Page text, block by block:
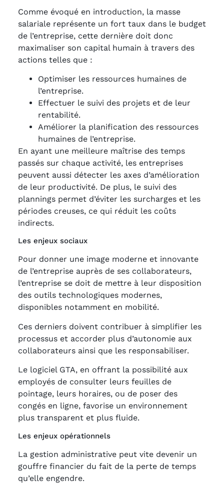
Comme évoqué en introduction, la masse
salariale représente un fort taux dans le budget
de l’entreprise, cette dernière doit donc
maximaliser son capital humain à travers des
actions telles que :
Optimiser les ressources humaines de
l’entreprise.
Effectuer le suivi des projets et de leur
rentabilité.
Améliorer la planification des ressources
humaines de l’entreprise.
En ayant une meilleure maîtrise des temps
passés sur chaque activité, les entreprises
peuvent aussi détecter les axes d’amélioration
de leur productivité. De plus, le suivi des
plannings permet d’éviter les surcharges et les
périodes creuses, ce qui réduit les coûts
indirects.
Les enjeux sociaux
Pour donner une image moderne et innovante
de l’entreprise auprès de ses collaborateurs,
l’entreprise se doit de mettre à leur disposition
des outils technologiques modernes,
disponibles notamment en mobilité.
Ces derniers doivent contribuer à simplifier les
processus et accorder plus d’autonomie aux
collaborateurs ainsi que les responsabiliser.
Le logiciel GTA, en offrant la possibilité aux
employés de consulter leurs feuilles de
pointage, leurs horaires, ou de poser des
congés en ligne, favorise un environnement
plus transparent et plus fluide.
Les enjeux opérationnels
La gestion administrative peut vite devenir un
gouffre financier du fait de la perte de temps
qu’elle engendre.